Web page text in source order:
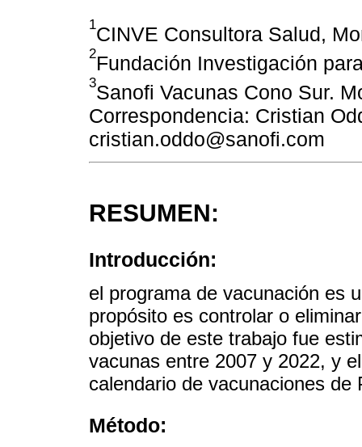
1CINVE Consultora Salud,
2Fundación Investigación
3Sanofi Vacunas Cono Sur.
Correspondencia: Cristian
cristian.oddo@sanofi.com
RESUMEN:
Introducción:
el programa de vacunación es
propósito es controlar o
objetivo de este trabajo fue
vacunas entre 2007 y 2022, y
calendario de vacunaciones de
Método: